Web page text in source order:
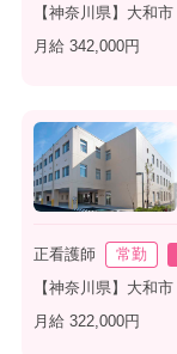
【神奈川県】大和市
月給 342,000円
正看護師 常勤
【神奈川県】大和市
月給 322,000円